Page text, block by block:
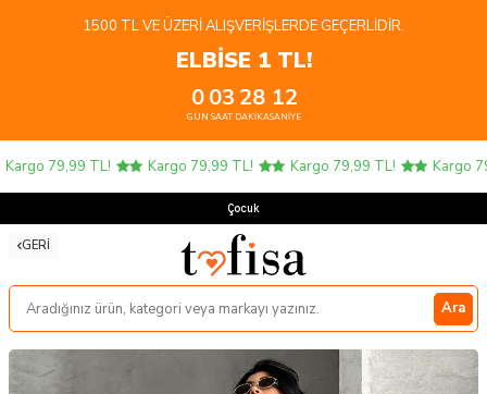
1500 TL VE ÜZERI ALIŞVERIŞLERDE GEÇERLIDIR.
ELBİSE 1 TL!
0
GÜN
03
SAAT
28
DAKIKA
12
SANIYE
79,99 TL! Kargo 79,99 TL! Kargo 79,99 TL! Kargo
Çocuk Ür
GERI
Ara